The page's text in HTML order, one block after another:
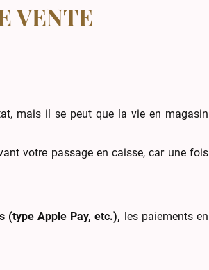
VENTE
mais il se peut que la vie en magasin
votre passage en caisse, car une fois
(type Apple Pay, etc.), les paiements en